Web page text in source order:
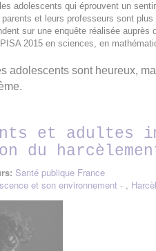
adolescents qui éprouvent un
et leurs professeurs sont
sur une enquête réalisée
2015 en sciences, en
adolescents sont heureux,
et adultes
du
Santé publique France
et son environnement ,